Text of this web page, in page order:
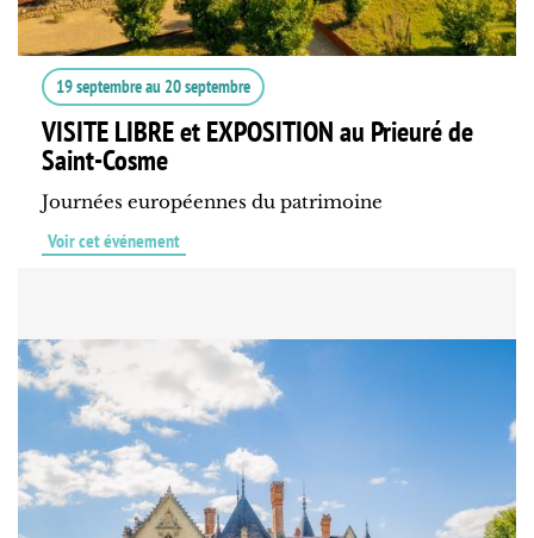
19 septembreau 20 septembre
VISITE LIBRE et EXPOSITION au Prieuré de
Saint-Cosme
Journées européennes du patrimoine
Voir cet événement